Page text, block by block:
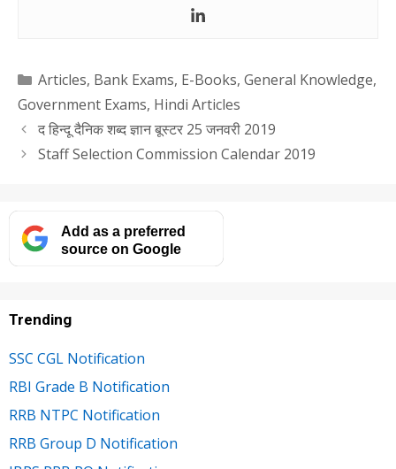
Categories
Articles, Bank Exams, E-Books, General Knowledge,
Government Exams, Hindi Articles
द हिन्दू दैनिक शब्द ज्ञान बूस्टर 25 जनवरी 2019
Staff Selection Commission Calendar 2019
Add as a preferred
source on Google
Trending
SSC CGL Notification
RBI Grade B Notification
RRB NTPC Notification
RRB Group D Notification